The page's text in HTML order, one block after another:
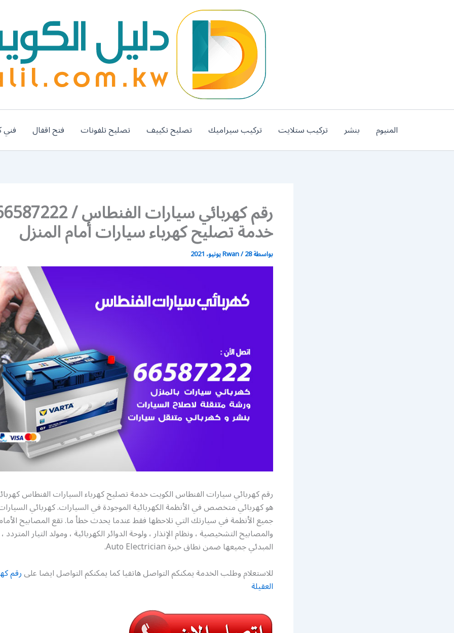
المنيوم بنشر تركيب ستلايت تركيب سيراميك تصليح تكييف تصليح تلفونات فتح اقفال فني
خدمة تصليح كهرباء سيارات أمام المنزل
بواسطة Rwan/28 يونيو، 2021
رقم كهربائي سيارات الفنطاس الكويت خدمة تصليح كهرباء السيارات الفنطاس
هو كهربائي متخصص في الأنظمة الكهربائية الموجودة في السيارات. كهربائي
جميع الأنظمة في سيارتك التي تلاحظها فقط عندما يحدث خطأ ما. تقع المصابيح
والمصابيح التشخيصية ، ونظام الإنذار ، ولوحة الدوائر الكهربائية ، ومولد التيار
المبدئي جميعها ضمن نطاق خبرة Auto Electrician.
للاستعلام وطلب الخدمة يمكنكم التواصل هاتفيا كما يمكنكم التواصل ايضا علىرقم
العقيلة